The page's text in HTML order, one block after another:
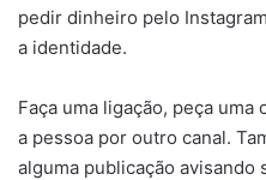
pedir dinheiro pelo
a identidade.
Faça uma ligação, peça
a pessoa por outro canal.
alguma publicação avisando